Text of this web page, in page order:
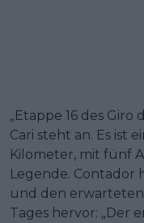
„Etappe 16 des Giro
Cari steht an. Es ist
Kilometer, mit fünf
Legende. Contador
und den
Tages hervor: „Der